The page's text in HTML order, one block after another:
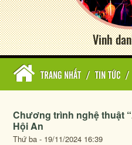
Vinh
TRANG NHẤT / TIN TỨC /
Chương trình nghệ thuật
Hội An
Thứ ba - 19/11/2024 16:39